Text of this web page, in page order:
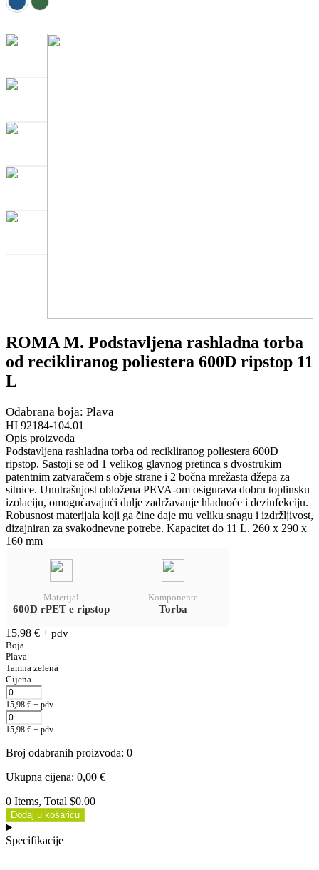
ROMA M. Podstavljena rashladna torba
od recikliranog poliestera 600D ripstop 11
L
Odabrana boja: Plava
HI 92184-104.01
Opis proizvoda
Podstavljena rashladna torba od recikliranog poliestera 600D
ripstop. Sastoji se od 1 velikog glavnog pretinca s dvostrukim
patentnim zatvaračem s obje strane i 2 bočna mrežasta džepa za
sitnice. Unutrašnjost obložena PEVA-om osigurava dobru toplinsku
izolaciju, omogućavajući dulje zadržavanje hladnoće i dezinfekciju.
Robusnost materijala koji ga čine daje mu veliku snagu i izdržljivost,
dizajniran za svakodnevne potrebe. Kapacitet do 11 L. 260 x 290 x
160 mm
Materijal
600D rPET e ripstop
Komponente
Torba
15,98 € + pdv
Boja
Plava
Tamna zelena
Cijena
15,98 € + pdv
15,98 € + pdv
Broj odabranih proizvoda: 0
Ukupna cijena: 0,00 €
0 Items, Total $0.00
Dodaj u košaricu
Specifikacije